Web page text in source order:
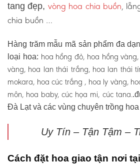
tang đẹp, vòng hoa chia buồn,
chia buồn …
Hàng trăm mẫu mã sản phẩm đa
loại hoa: hoa hồng đỏ, hoa hồng
vàng, hoa lan thái trắng, hoa lan thái
mokara, hoa cúc trắng , hoa ly vàng,
môn, hoa baby, cúc họa mi, cúc tana.
Đà Lạt và các vùng chuyên trồng
Uy Tín – Tận Tậm –
Cách đặt hoa giao tận nơi